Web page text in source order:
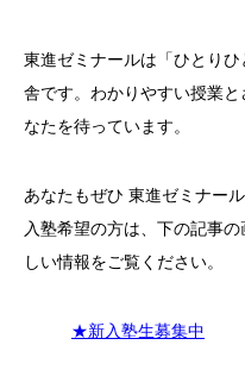
東進ゼミナールは「ひとり
舎です。わかりやすい授業
なたを待っています。
あなたもぜひ 東進ゼミナー
入塾希望の方は、下の記事
しい情報をご覧ください。
★新入塾生募集中